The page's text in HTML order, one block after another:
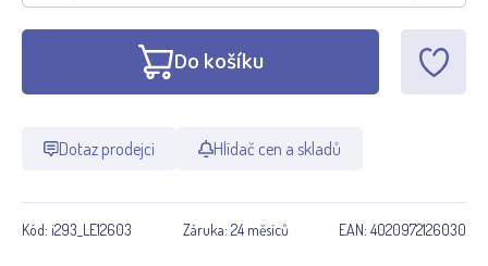
Do košíku
Dotaz prodejci Hlídač cen a skladů
Kód: i293_LE12603 Záruka: 24 měsíců EAN: 4020972126030